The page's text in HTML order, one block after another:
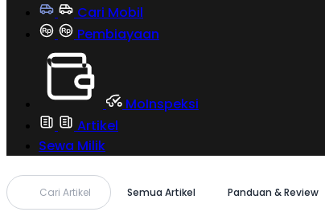
Cari Mobil
Pembiayaan
MoInspeksi
Artikel
Sewa Milik
Cari Artikel Semua Artikel Panduan & Review